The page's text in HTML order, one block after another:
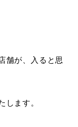
舗が、入ると思
します。